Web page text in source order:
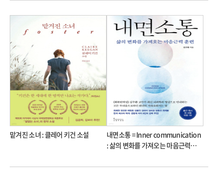
맡겨진 소녀 : 클레어 키건 소설
내면소통 = Inner communication
: 삶의 변화를 가져오는 마음근력